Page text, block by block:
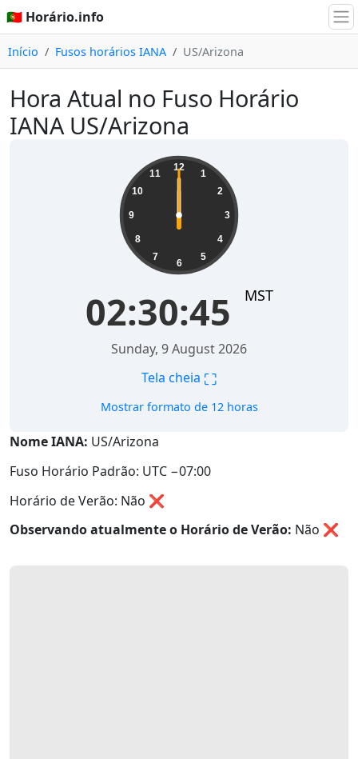
🇵🇹 Horário.info
Início Fusos horários IANA US/Arizona
Hora Atual no Fuso Horário
IANA US/Arizona
12
1
2
3
4
5
6
7
8
9
10
11
02:30:45 MST
Sunday, 9 August 2026
Tela cheia ⛶
Mostrar formato de 12 horas
Nome IANA: US/Arizona
Fuso Horário Padrão: UTC −07:00
Horário de Verão: Não ❌
Observando atualmente o Horário de Verão: Não ❌